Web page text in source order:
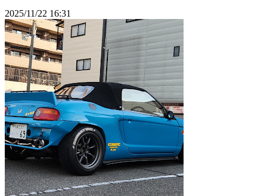
2025/11/22 16:31